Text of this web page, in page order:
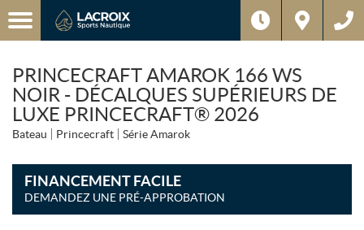
PRINCECRAFT AMAROK 166 WS
NOIR - DÉCALQUES SUPÉRIEURS DE
LUXE PRINCECRAFT® 2026
Bateau Princecraft Série Amarok
FINANCEMENT FACILE
DEMANDEZ UNE PRÉ-APPROBATION